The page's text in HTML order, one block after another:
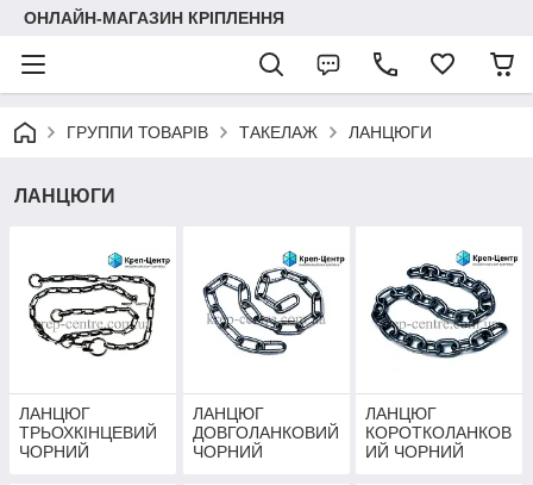
ОНЛАЙН-МАГАЗИН КРІПЛЕННЯ
ГРУППИ ТОВАРІВ ТАКЕЛАЖ ЛАНЦЮГИ
ЛАНЦЮГИ
ЛАНЦЮГ
ТРЬОХКІНЦЕВИЙ
ЧОРНИЙ
ЛАНЦЮГ
ДОВГОЛАНКОВИЙ
ЧОРНИЙ
ЛАНЦЮГ
КОРОТКОЛАНКОВ
ИЙ ЧОРНИЙ